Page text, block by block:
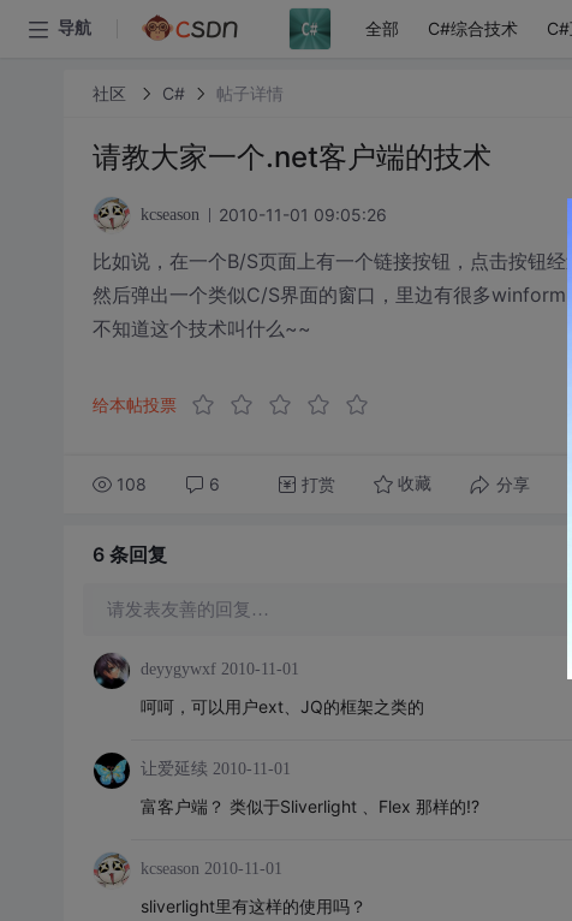
导航 全部 C#综合技术
社区 C# 帖子详情
请教大家一个.net客户端的技术
kcseason 2010-11-01 09:05:26
比如说，在一个B/S页面上有一个链接按钮，点击按钮
然后弹出一个类似C/S界面的窗口，里边有很多
不知道这个技术叫什么~~
给本帖投票
108 6 打赏 收藏 分享
6 条回复
请发表友善的回复…
deyygywxf 2010-11-01
呵呵，可以用户ext、JQ的框架之类的
让爱延续 2010-11-01
富客户端？ 类似于Sliverlight 、Flex 那样的!?
kcseason 2010-11-01
sliverlight里有这样的使用吗？